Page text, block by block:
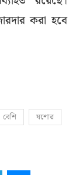
করা হবে
বেশি
যশোর